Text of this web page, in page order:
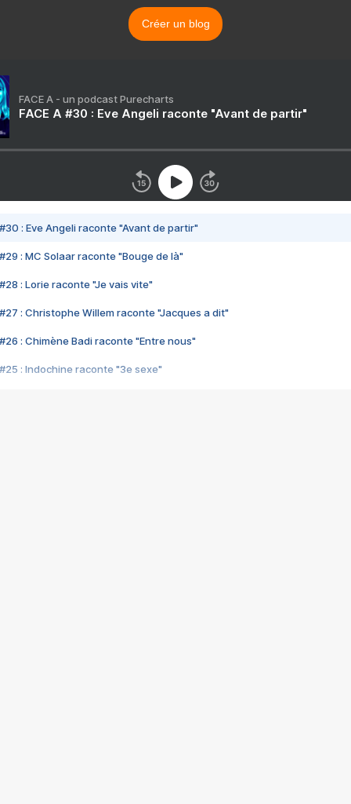
Créer un blog
FACE A - un podcast Purecharts
FACE A #30 : Eve Angeli raconte "Avant de partir"
#30 : Eve Angeli raconte "Avant de partir"
#29 : MC Solaar raconte "Bouge de là"
#28 : Lorie raconte "Je vais vite"
#27 : Christophe Willem raconte "Jacques a dit"
#26 : Chimène Badi raconte "Entre nous"
#25 : Indochine raconte "3e sexe"